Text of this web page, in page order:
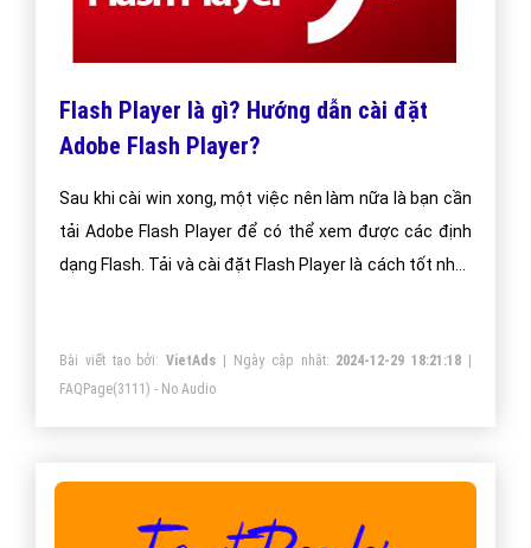
Flash Player là gì? Hướng dẫn cài đặt
Adobe Flash Player?
Sau khi cài win xong, một việc nên làm nữa là bạn cần
tải Adobe Flash Player để có thể xem được các định
dạng Flash. Tải và cài đặt Flash Player là cách tốt nhất
Bài viết tạo bởi:VietAds | Ngày cập nhật: 2024-12-29 18:21:18 |
FAQPage(3111) - No Audio